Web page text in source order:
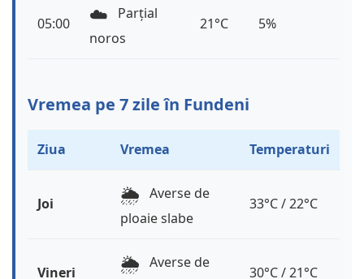
05:00 ☁️
Parțial
noros
21°C 5%
Vremea pe 7 zile în Fundeni
Ziua Vremea Temperaturi
Joi 🌦️ Averse de
ploaie slabe
33°C / 22°C
Vineri 🌦️ Averse de
30°C / 21°C